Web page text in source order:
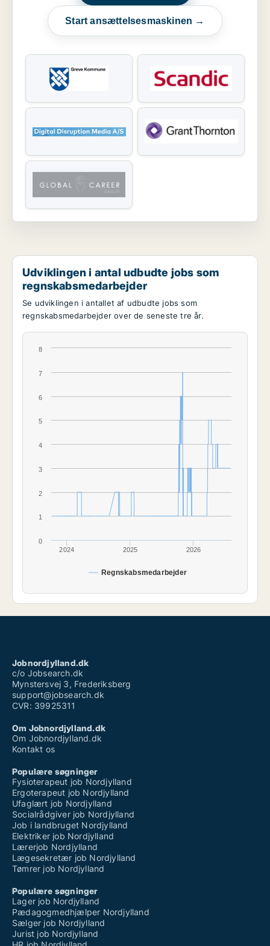
Start ansættelsesmaskinen →
Udviklingen i antal udbudte jobs som
regnskabsmedarbejder
Se udviklingen i antallet af udbudte jobs som
regnskabsmedarbejder over de seneste tre år.
Regnskabsmedarbejder
2024 2025 2026
0
1
2
3
4
5
6
7
8
Jobnordjylland.dk
c/o Jobsearch.dk
Mynstersvej 3, Frederiksberg
support@jobsearch.dk
CVR: 39925311
Om Jobnordjylland.dk
Om Jobnordjylland.dk
Kontakt os
Populære søgninger
Fysioterapeut job Nordjylland
Ergoterapeut job Nordjylland
Ufaglært job Nordjylland
Socialrådgiver job Nordjylland
Job i landbruget Nordjylland
Elektriker job Nordjylland
Lærerjob Nordjylland
Lægesekretær job Nordjylland
Tømrer job Nordjylland
Populære søgninger
Lager job Nordjylland
Pædagogmedhjælper Nordjylland
Sælger job Nordjylland
Jurist job Nordjylland